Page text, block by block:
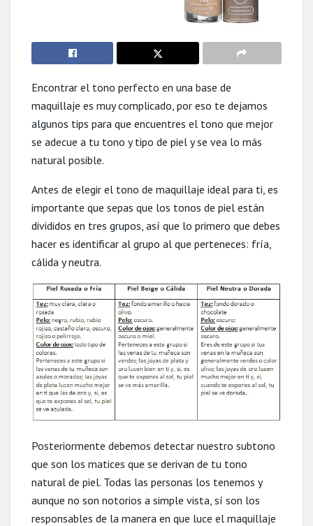
Encontrar el tono perfecto en una base de
maquillaje es muy complicado, por eso te dejamos
algunos tips para que encuentres el tono que mejor
se adecue a tu tono y tipo de piel y se vea lo más
natural posible.
Antes de elegir el tono de maquillaje ideal para ti, es
importante que sepas que los tonos de piel están
divididos en tres grupos, así que lo primero que debes
hacer es identificar al grupo al que perteneces: fría,
cálida y neutra.
Posteriormente debemos detectar nuestro subtono
que son los matices que se derivan de tu tono
natural de piel. Todas las personas los tenemos y
aunque no son notorios a simple vista, sí son los
responsables de la manera en que luce el maquillaje